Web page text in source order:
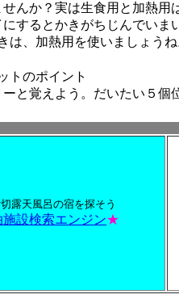
んか？実は生食用と加熱用
するとかきがちじんでいま
は、加熱用を使いましょうね
トのポイント
と覚えよう。だいたい５個
露天風呂の宿を探そう
施設検索エンジン★